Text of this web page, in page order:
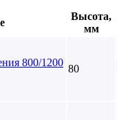
Высота,
мм
800/1200
80